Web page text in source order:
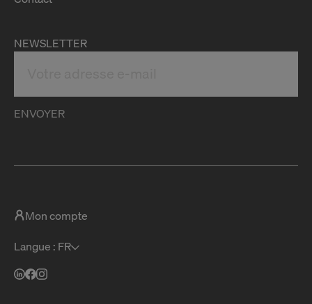
NEWSLETTER
ENVOYER
Mon compte
Langue : FR